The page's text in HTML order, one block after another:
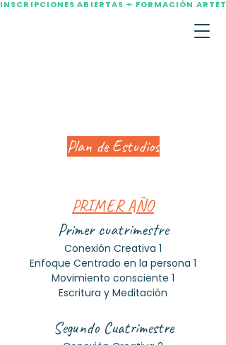
INSCRIPCIONES ABIERTAS ➛ FORMACIÓN
Plan de Estudios
PRIMER AÑO
Primer cuatrimestre
Conexión Creativa 1
Enfoque Centrado en la persona 1
Movimiento consciente 1
Escritura y Meditación​
Segundo Cuatrimestre